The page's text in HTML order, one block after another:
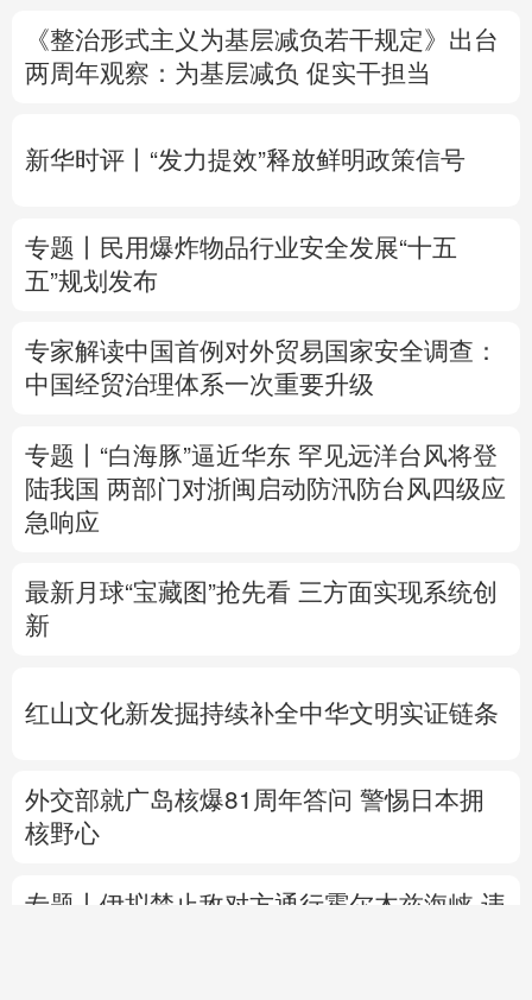
English Español Français عربى
Deutsch Português
《整治形式主义为基层减负若干规定》出台
两周年观察 ：为基层减负 促实干担当
新华时评丨“发力提效”释放鲜明政策信号
专题丨
民用爆炸物品行业安全发展“十五
五”规划发布
专家解读中国首例对外贸易国家安全调查：
中国经贸治理体系一次重要升级
专题丨 “白海豚”逼近华东 罕见远洋台风将登
陆我国 两部门对浙闽启动防汛防台风四级应
急响应
最新月球“宝藏图”抢先看 三方面实现系统创
新
红山文化新发掘持续补全中华文明实证链条
外交部就广岛核爆81周年答问 警惕日本拥
核野心
专题丨 伊拟禁止敌对方通行霍尔木兹海峡 违